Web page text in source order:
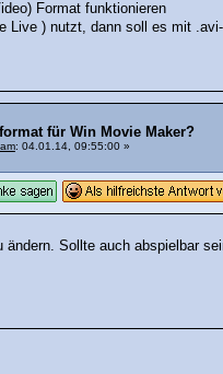
Format funktionieren
Live ) nutzt, dann soll es mit
für Win Movie Maker?
: 04.01.14, 09:55:00 »
Sollte auch abspielbar